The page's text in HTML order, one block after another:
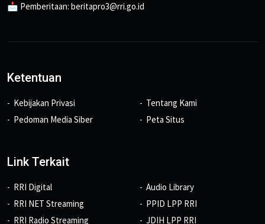
📩 Pemberitaan: beritapro3@rri.go.id
Ketentuan
Kebijakan Privasi
Pedoman Media Siber
Tentang Kami
Peta Situs
Link Terkait
RRI Digital
RRI NET Streaming
RRI Radio Streaming
Audio Library
PPID LPP RRI
JDIH LPP RRI